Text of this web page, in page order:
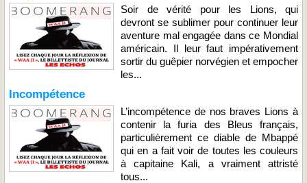
Soir de vérité pour les Lions, qui
devront se sublimer pour continuer leur
aventure mal engagée dans ce Mondial
américain. Il leur faut impérativement
sortir du guêpier norvégien et empocher
les...
Incompétence
L’incompétence de nos braves Lions à
contenir la furia des Bleus français,
particulièrement ce diable de Mbappé
qui en a fait voir de toutes les couleurs
à capitaine Kali, a vraiment attristé
tous...